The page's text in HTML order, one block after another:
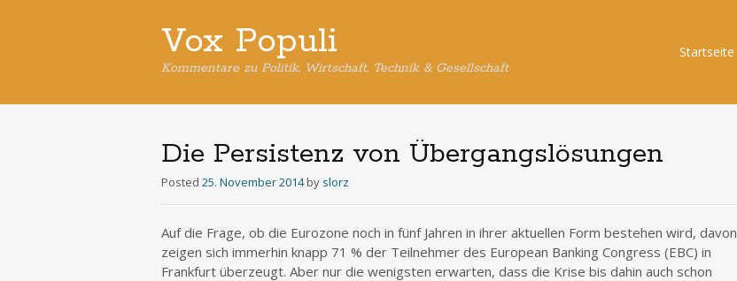
Vox Populi
Kommentare zu Politik, Wirtschaft, Technik & Gesellschaft
Skip
Startseite
Die Persistenz von Übergangslösungen
Posted 25. November 2014 by slorz
Auf die Frage, ob die Eurozone noch in fünf Jahren in ihrer aktuellen Form bestehen wird, davon
zeigen sich immerhin knapp 71 % der Teilnehmer des European Banking Congress (EBC) in
Frankfurt überzeugt. Aber nur die wenigsten erwarten, dass die Krise bis dahin auch schon